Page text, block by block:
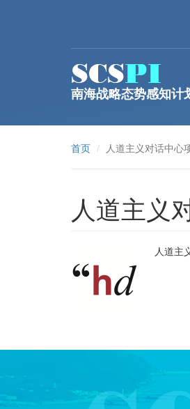
南海战略态势感知计
首页 人道主义对话中心
人道主义
人道主